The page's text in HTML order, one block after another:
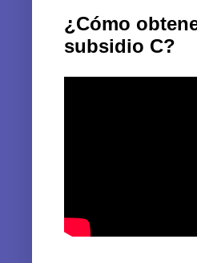
¿Cómo
subsidio C?